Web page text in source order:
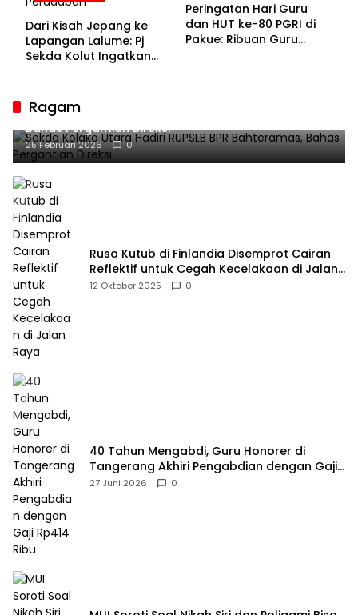
Dari Kisah Jepang ke
Lapangan Lalume: Pj
Sekda Kolut Ingatkan
Peringatan Hari Guru
dan HUT ke-80 PGRI di
Pakue: Ribuan Guru
Ragam
Sekda Kolaka Utara Hadiri RUPSLB BPR Bahteramas,
Bahas Pergantian Direksi
25 Februari 2026 0
Rusa Kutub di Finlandia Disemprot Cairan
Reflektif untuk Cegah Kecelakaan di Jalan
Raya
12 Oktober 2025 0
40 Tahun Mengabdi, Guru Honorer di
Tangerang Akhiri Pengabdian dengan Gaji
Rp414 Ribu
27 Juni 2026 0